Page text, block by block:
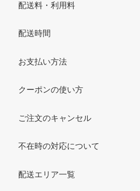
配送料・利用料
配送時間
お支払い方法
クーポンの使い方
ご注文のキャンセル
不在時の対応について
配送エリア一覧